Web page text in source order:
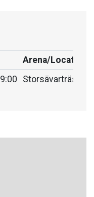
Arena/Location
Storsävarträsk,